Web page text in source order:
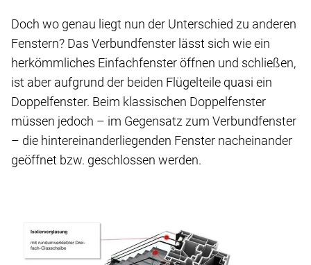
Doch wo genau liegt nun der Unterschied zu anderen
Fenstern? Das Verbundfenster lässt sich wie ein
herkömmliches Einfachfenster öffnen und schließen,
ist aber aufgrund der beiden Flügelteile quasi ein
Doppelfenster. Beim klassischen Doppelfenster
müssen jedoch – im Gegensatz zum Verbundfenster
– die hintereinanderliegenden Fenster nacheinander
geöffnet bzw. geschlossen werden.